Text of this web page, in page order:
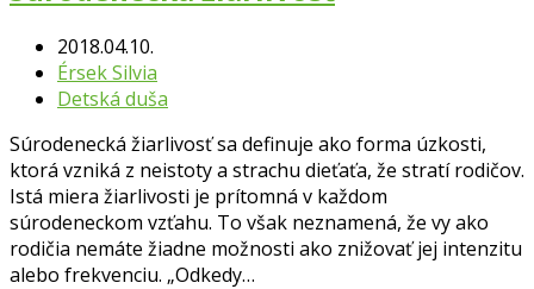
2018.04.10.
Érsek Silvia
Detská duša
Súrodenecká žiarlivosť sa definuje ako forma úzkosti,
ktorá vzniká z neistoty a strachu dieťaťa, že stratí rodičov.
Istá miera žiarlivosti je prítomná v každom
súrodeneckom vzťahu. To však neznamená, že vy ako
rodičia nemáte žiadne možnosti ako znižovať jej intenzitu
alebo frekvenciu. „Odkedy…